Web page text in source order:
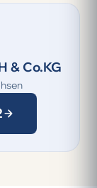
& Co.KG